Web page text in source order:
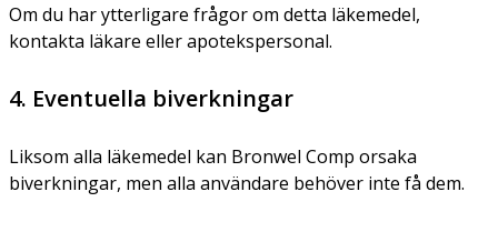
Om du har ytterligare frågor om detta läkemedel,
kontakta läkare eller apotekspersonal.
4. Eventuella biverkningar
Liksom alla läkemedel kan Bronwel Comp orsaka
biverkningar, men alla användare behöver inte få dem.